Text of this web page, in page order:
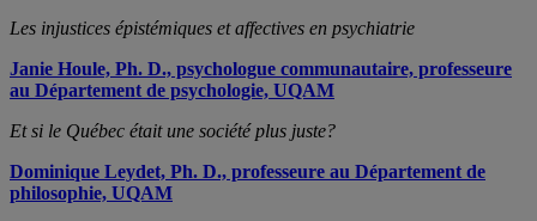
Les injustices épistémiques et affectives en psychiatrie
Janie Houle, Ph. D., psychologue communautaire, professeure
au Département de psychologie, UQAM
Et si le Québec était une société plus juste?
Dominique Leydet, Ph. D., professeure au Département de
philosophie, UQAM